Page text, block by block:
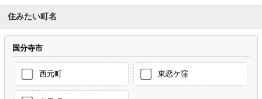
住みたい町名
国分寺市
西元町 東恋ケ窪